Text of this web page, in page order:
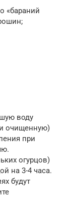
«бараний
воду
очищенную)
при
огурцов)
на 3-4 часа.
будут